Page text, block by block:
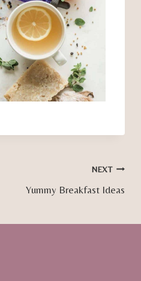
NEXT
Yummy Breakfast Ideas